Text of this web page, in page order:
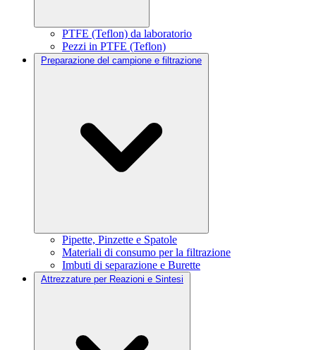
PTFE (Teflon) da laboratorio
Pezzi in PTFE (Teflon)
Preparazione del campione e filtrazione
Pipette, Pinzette e Spatole
Materiali di consumo per la filtrazione
Imbuti di separazione e Burette
Attrezzature per Reazioni e Sintesi